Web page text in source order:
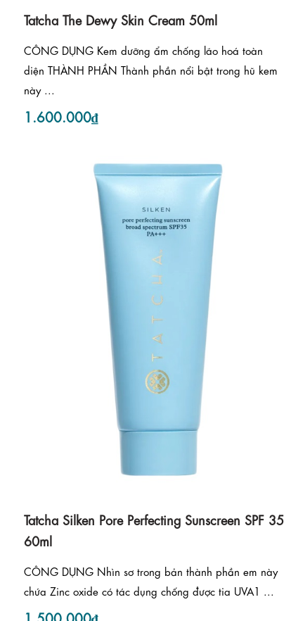
Tatcha The Dewy Skin Cream 50ml
CÔNG DỤNG Kem dưỡng ẩm chống lão hoá toàn
diện THÀNH PHẦN Thành phần nổi bật trong hũ kem
này ...
1.600.000₫
Tatcha Silken Pore Perfecting Sunscreen SPF 35
60ml
CÔNG DỤNG Nhìn sơ trong bản thành phần em này
chứa Zinc oxide có tác dụng chống được tia UVA1 ...
1.500.000₫